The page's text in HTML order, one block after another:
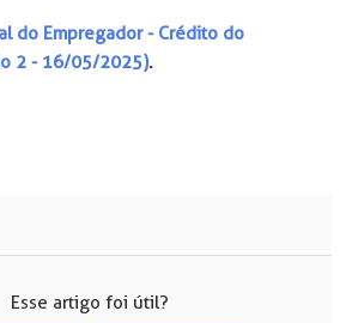
do Empregador - Crédito do
2 - 16/05/2025).
Esse artigo foi útil?